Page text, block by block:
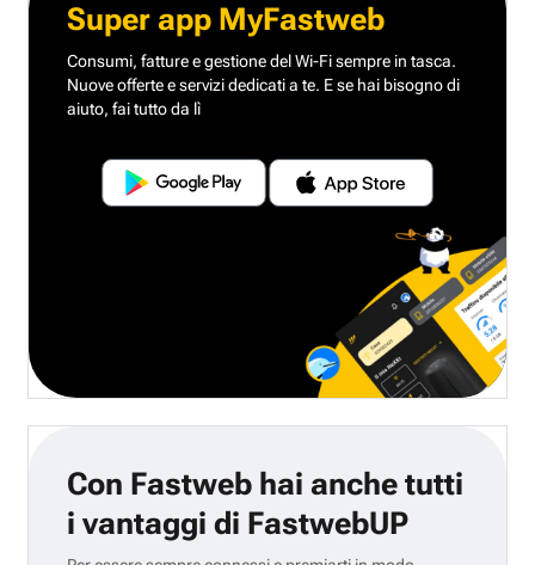
Super app MyFastweb
Consumi, fatture e gestione del Wi-Fi sempre in tasca.
Nuove offerte e servizi dedicati a te. E se hai bisogno di
aiuto, fai tutto da lì
Con Fastweb hai anche tutti
i vantaggi di FastwebUP